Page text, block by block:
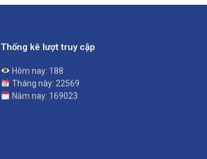
Thống kê lượt truy cập
Hôm nay: 188
Tháng này: 22569
Năm nay: 169023